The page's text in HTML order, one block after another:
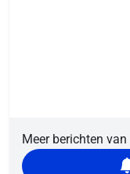
Meer berichten van